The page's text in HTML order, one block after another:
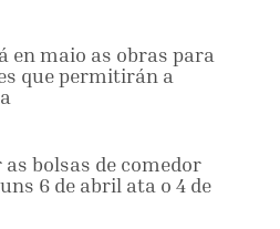
en maio as obras para
que permitirán a
bolsas de comedor
6 de abril ata o 4 de